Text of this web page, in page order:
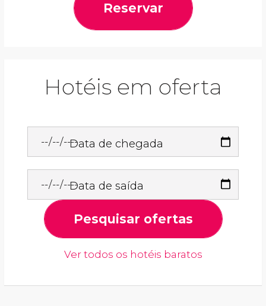
Reservar
Hotéis em oferta
Data de chegada
Data de saída
Pesquisar ofertas
Ver todos os hotéis baratos